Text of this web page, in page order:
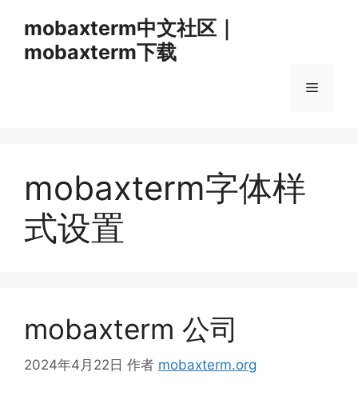
mobaxterm中文社区｜
mobaxterm下载
菜
mobaxterm字体样
式设置
mobaxterm 公司
2024年4月22日 作者 mobaxterm.org